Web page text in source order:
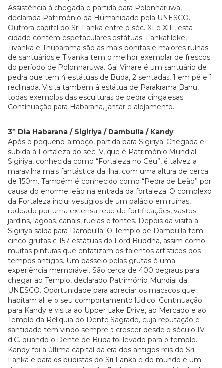
Assistência à chegada e partida para Polonnaruwa,
declarada Património da Humanidade pela UNESCO.
Outrora capital do Sri Lanka entre o séc. XI e XIII, esta
cidade contém espetaculares estátuas. Lankatileke,
Tivanka e Thuparama são as mais bonitas e maiores ruínas
de santuários e Tivanka tem o melhor exemplar de frescos
do período de Polonnaruwa. Gal Vihare é um santuário de
pedra que tem 4 estátuas de Buda, 2 sentadas, 1 em pé e 1
reclinada. Visita também â estátua de Parakrama Bahu,
todas exemplos das esculturas de pedra cingalesas.
Continuação para Habarana, jantar e alojamento.
3º Dia Habarana / Sigiriya / Dambulla / Kandy
Após o pequeno-almoço, partida para Sigiriya. Chegada e
subida à Fortaleza do séc. V, que é Património Mundial.
Sigiriya, conhecida como “Fortaleza no Céu”, é talvez a
maravilha mais fantástica da ilha, com uma altura de cerca
de 150m. Também é conhecido como “Pedra de Leão” por
causa do enorme leão na entrada da fortaleza. O complexo
da Fortaleza inclui vestígios de um palácio em ruínas,
rodeado por uma extensa rede de fortificações, vastos
jardins, lagoas, canais, ruelas e fontes. Depois da visita a
Sigiriya saída para Dambulla. O Templo de Dambulla tem
cinco grutas e 157 estátuas do Lord Buddha, assim como
muitas pinturas que enfatizam os talentos artísticos dos
tempos antigos. Um passeio pelas grutas é uma
experiência memorável. São cerca de 400 degraus para
chegar ao Templo, declarado Património Mundial da
UNESCO. Oportunidade para apreciar os macacos que
habitam ali e o seu comportamento lúdico. Continuação
para Kandy e visita ao Upper Lake Drive, ao Mercado e ao
Templo da Relíquia do Dente Sagrado, cuja reputação e
santidade tem vindo sempre a crescer desde o século IV
d.C. quando o Dente de Buda foi levado para o templo.
Kandy foi a última capital da era dos antigos reis do Sri
Lanka e para os budistas do Sri Lanka e do mundo é um